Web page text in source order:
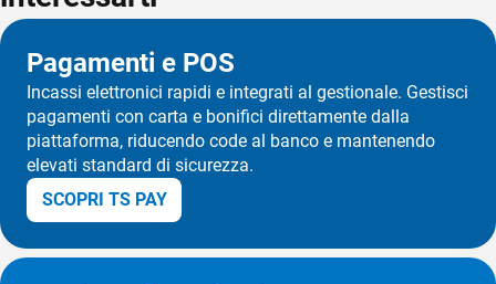
Pagamenti e POS
Incassi elettronici rapidi e integrati al gestionale. Gestisci
pagamenti con carta e bonifici direttamente dalla
piattaforma, riducendo code al banco e mantenendo
elevati standard di sicurezza.
SCOPRI TS PAY